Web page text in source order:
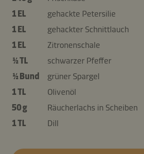
1 EL
gehackte Petersilie
1 EL
gehackter Schnittlauch
1 EL
Zitronenschale
½ TL
schwarzer Pfeffer
½ Bund
grüner Spargel
1 TL
Olivenöl
50 g
Räucherlachs in Scheiben
1 TL
Dill